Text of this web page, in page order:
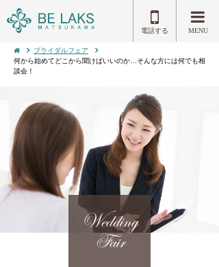
電話する MENU
ブライダルフェア
何から始めてどこから聞けばいいのか…そんな方には何でも相
談会！
Wedding
Fair